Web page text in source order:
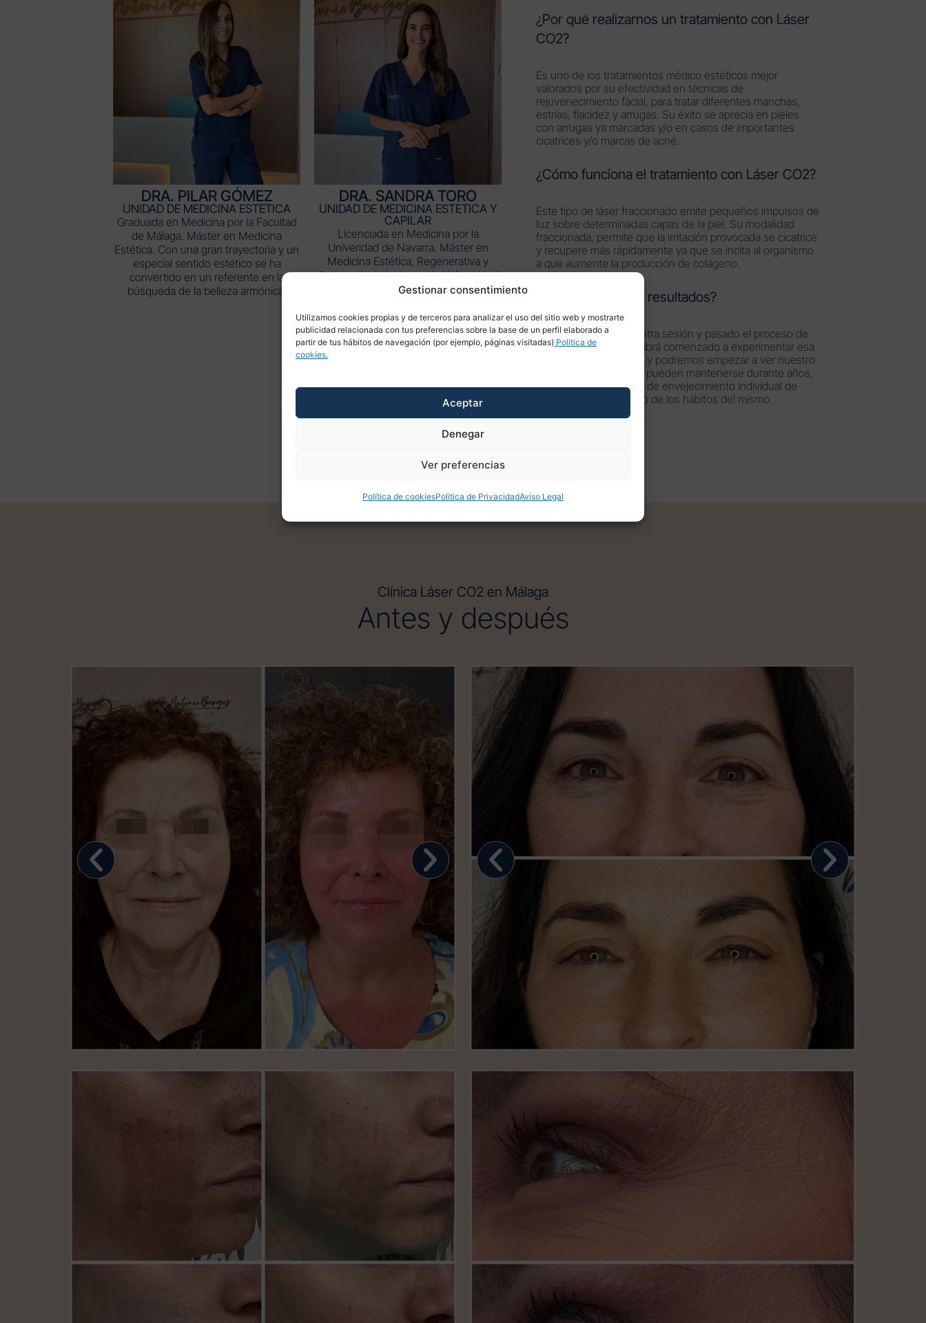
Gestionar consentimiento
Utilizamos cookies propias y de terceros para analizar el uso del sitio web y mostrarte
publicidad relacionada con tus preferencias sobre la base de un perfil elaborado a
partir de tus hábitos de navegación (por ejemplo, páginas visitadas) Política de
cookies.
Aceptar
Denegar
Ver preferencias
Política de cookiesPolítica de PrivacidadAviso Legal
DRA. PILAR GÓMEZ
UNIDAD DE MEDICINA ESTETICA
Graduada en Medicina por la Facultad
de Málaga. Máster en Medicina
Estética. Con una gran trayectoria y un
especial sentido estético se ha
convertido en un referente en la
búsqueda de la belleza armónica.
DRA. SANDRA TORO
UNIDAD DE MEDICINA ESTETICA Y
CAPILAR
Licenciada en Medicina por la
Univeridad de Navarra. Máster en
Medicina Estética, Regenerativa y
Antienvejecimiento por la Universidad
Complutense de Madrid. Amplia
Wellaging.
¿Por qué realizarnos un tratamiento con Láser
CO2?
Es uno de los tratamientos médico estéticos mejor
valorados por su efectividad en técnicas de
rejuvenecimiento facial, para tratar diferentes manchas,
estrías, flacidez y arrugas. Su éxito se aprecia en pieles
con arrugas ya marcadas y/o en casos de importantes
cicatrices y/o marcas de acné.
¿Cómo funciona el tratamiento con Láser CO2?
Este tipo de láser fraccionado emite pequeños impulsos de
luz sobre determinadas capas de la piel. Su modalidad
fraccionada, permite que la irritación provocada se cicatrice
y recupere más rápidamente ya que se incita al organismo
a que aumente la producción de colágeno.
¿Cuánto duran los resultados?
Una vez realizada nuestra sesión y pasado el proceso de
recuperación, la piel habrá comenzado a experimentar esa
importante renovación y podremos empezar a ver nuestro
resultado. Los efectos pueden mantenerse durante años,
dependiendo del ritmo de envejecimiento individual de
cada paciente así como de los hábitos del mismo.
Clínica Láser CO2 en Málaga
Antes y después